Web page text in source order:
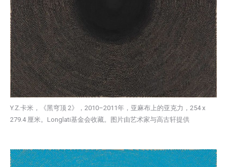
Y.Z.卡米，《黑穹顶 2》，2010–2011年，亚麻布上的亚克力，254 x
279.4 厘米。Longlati基金会收藏。图片由艺术家与高古轩提供